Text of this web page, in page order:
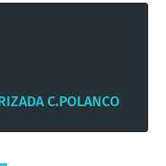
C.POLANCO